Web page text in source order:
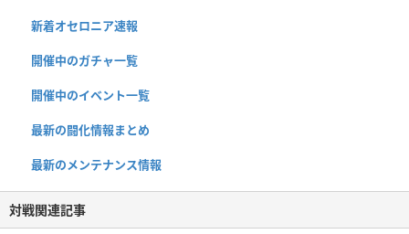
新着オセロニア速報
開催中のガチャ一覧
開催中のイベント一覧
最新の闘化情報まとめ
最新のメンテナンス情報
対戦関連記事